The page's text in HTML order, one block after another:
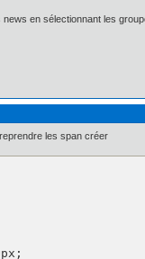
en sélectionnant les
les span créer